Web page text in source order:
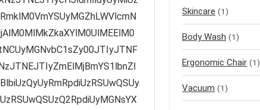
Skincare (1)
Body Wash (1)
Ergonomic Chair (1)
Vacuum (1)